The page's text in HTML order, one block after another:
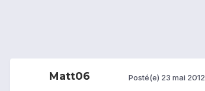
Matt06 Posté(e) 23 mai 2012